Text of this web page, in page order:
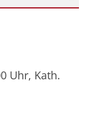
Uhr, Kath.